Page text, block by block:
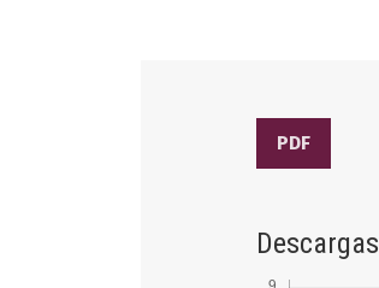
PDF
Descargas